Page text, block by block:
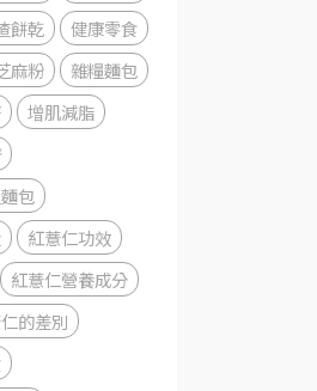
餅乾
健康零食
麻粉
雜糧麵包
增肌減脂
包
紅薏仁功效
紅薏仁營養成分
的差別